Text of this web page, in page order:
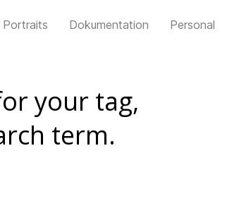
Dokumentation Personal
your tag,
term.